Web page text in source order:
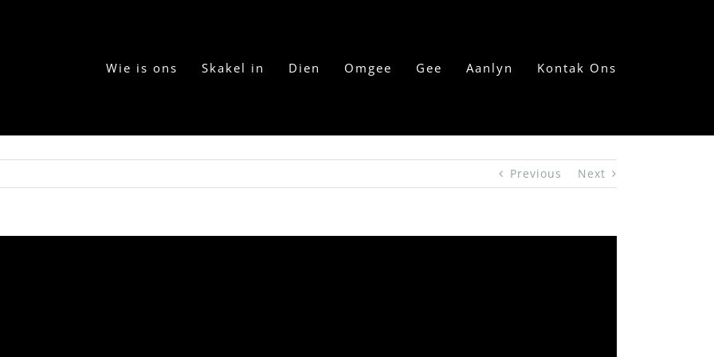
Wie is ons Skakel in Dien Omgee Gee Aanlyn Kontak Ons
Previous Next